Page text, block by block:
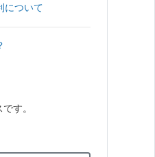
について
す。